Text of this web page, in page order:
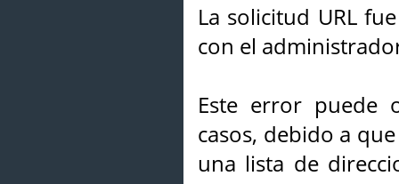
La solicitud URL
con el
Este error puede
casos, debido a
una lista de